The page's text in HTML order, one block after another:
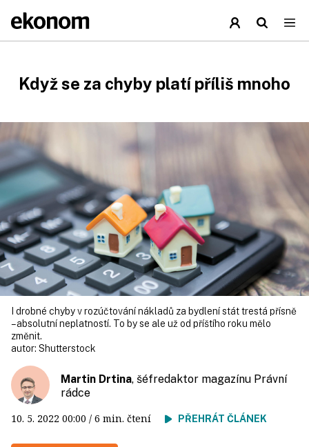
Když se za chyby platí příliš mnoho
I drobné chyby v rozúčtování nákladů za bydlení stát trestá přísně
– absolutní neplatností. To by se ale už od příštího roku mělo
změnit.
autor: Shutterstock
Martin Drtina, šéfredaktor magazínu Právní
rádce
10. 5. 2022 00:00 / 6 min. čtení PŘEHRÁT ČLÁNEK